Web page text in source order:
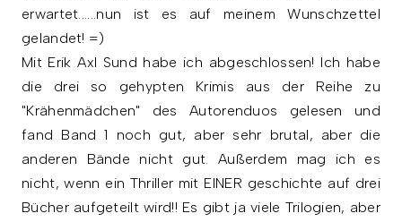
erwartet......nun ist es auf meinem Wunschzettel
gelandet! =)
Mit Erik Axl Sund habe ich abgeschlossen! Ich habe
die drei so gehypten Krimis aus der Reihe zu
"Krähenmädchen" des Autorenduos gelesen und
fand Band 1 noch gut, aber sehr brutal, aber die
anderen Bände nicht gut. Außerdem mag ich es
nicht, wenn ein Thriller mit EINER geschichte auf drei
Bücher aufgeteilt wird!! Es gibt ja viele Trilogien, aber